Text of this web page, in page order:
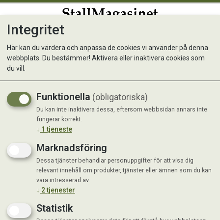
Fågelholk Bambu
Integritet
Här kan du värdera och anpassa de cookies vi använder på denna
webbplats. Du bestämmer! Aktivera eller inaktivera cookies som
du vill.
Funktionella (obligatoriska)
Du kan inte inaktivera dessa, eftersom webbsidan annars inte
fungerar korrekt.
↓ 1 tjeneste
Marknadsföring
Dessa tjänster behandlar personuppgifter för att visa dig
relevant innehåll om produkter, tjänster eller ämnen som du kan
vara intresserad av.
↓ 2tjenester
Statistik